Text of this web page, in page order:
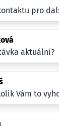
pro
aktuální?
Vám to